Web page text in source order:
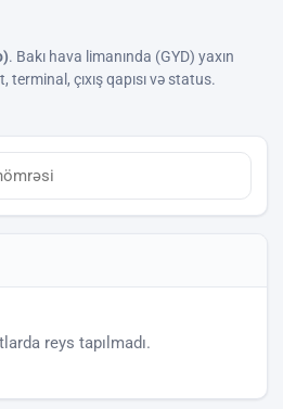
. Bakı hava limanında (GYD) yaxın
terminal, çıxış qapısı və status.
reys tapılmadı.